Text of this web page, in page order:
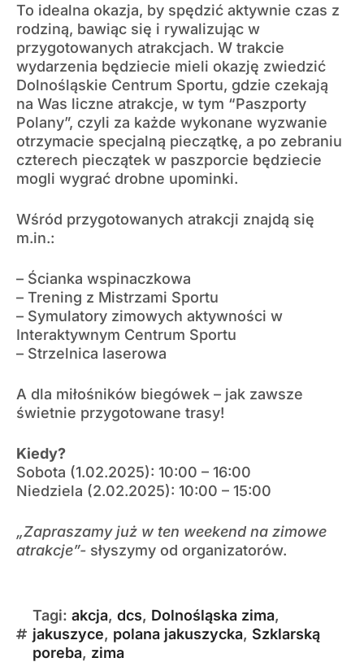
To idealna okazja, by spędzić aktywnie czas z
rodziną, bawiąc się i rywalizując w
przygotowanych atrakcjach. W trakcie
wydarzenia będziecie mieli okazję zwiedzić
Dolnośląskie Centrum Sportu, gdzie czekają
na Was liczne atrakcje, w tym “Paszporty
Polany”, czyli za każde wykonane wyzwanie
otrzymacie specjalną pieczątkę, a po zebraniu
czterech pieczątek w paszporcie będziecie
mogli wygrać drobne upominki.
Wśród przygotowanych atrakcji znajdą się
m.in.:
– Ścianka wspinaczkowa
– Trening z Mistrzami Sportu
– Symulatory zimowych aktywności w
Interaktywnym Centrum Sportu
– Strzelnica laserowa
A dla miłośników biegówek – jak zawsze
świetnie przygotowane trasy!
Kiedy?
Sobota (1.02.2025): 10:00 – 16:00
Niedziela (2.02.2025): 10:00 – 15:00
„Zapraszamy już w ten weekend na zimowe
atrakcje”- słyszymy od organizatorów.
Tagi: akcja, dcs, Dolnośląska zima,
jakuszyce, polana jakuszycka, Szklarską
poreba, zima